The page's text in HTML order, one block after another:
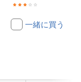
一緒に買う